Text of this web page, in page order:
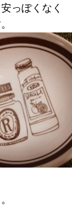
っぽくなく